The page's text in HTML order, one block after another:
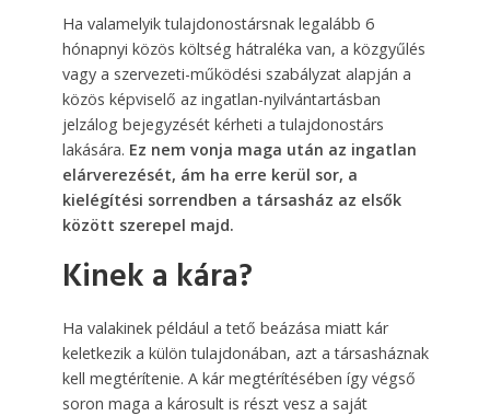
Ha valamelyik tulajdonostársnak legalább 6
hónapnyi közös költség hátraléka van, a közgyűlés
vagy a szervezeti-működési szabályzat alapján a
közös képviselő az ingatlan-nyilvántartásban
jelzálog bejegyzését kérheti a tulajdonostárs
lakására. Ez nem vonja maga után az ingatlan
elárverezését, ám ha erre kerül sor, a
kielégítési sorrendben a társasház az elsők
között szerepel majd.
Kinek a kára?
Ha valakinek például a tető beázása miatt kár
keletkezik a külön tulajdonában, azt a társasháznak
kell megtérítenie. A kár megtérítésében így végső
soron maga a károsult is részt vesz a saját